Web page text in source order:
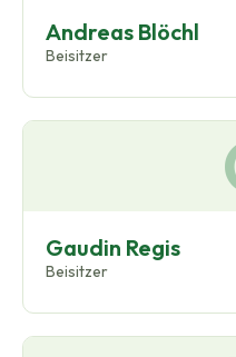
Andreas Blöchl
Beisitzer
Gaudin Regis
Beisitzer